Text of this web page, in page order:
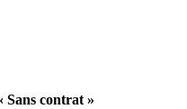
Sans contrat »